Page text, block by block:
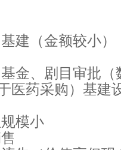
建（金额较小）
金、剧目审批（
医药采购）基建
模小